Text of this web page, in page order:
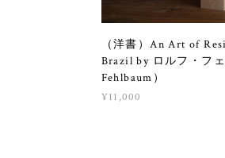
（洋書）An Art of
Brazil by ロルフ・フ
Fehlbaum）
¥11,000